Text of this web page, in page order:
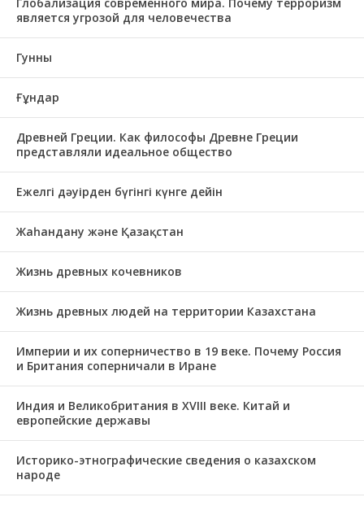
является угрозой для человечества
Гунны
Ғұндар
Древней Греции. Как философы Древне Греции
представляли идеальное общество
Ежелгі дәуірден бүгінгі күнге дейін
Жаһандану және Қазақстан
Жизнь древных кочевников
Жизнь древных людей на территории Казахстана
Империи и их соперничество в 19 веке. Почему Россия
и Британия соперничали в Иране
Индия и Великобритания в XVIII веке. Китай и
европейские державы
Историко-этнографические сведения о казахском
народе